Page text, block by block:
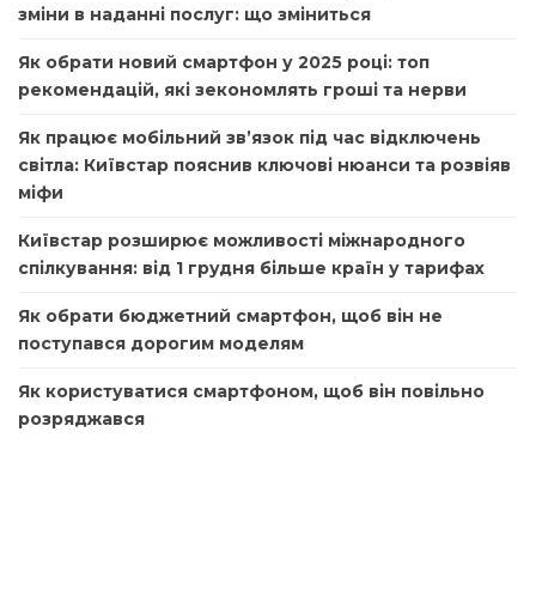
зміни в наданні послуг: що зміниться
Як обрати новий смартфон у 2025 році: топ
рекомендацій, які зекономлять гроші та нерви
Як працює мобільний зв’язок під час відключень
світла: Київстар пояснив ключові нюанси та розвіяв
міфи
Київстар розширює можливості міжнародного
спілкування: від 1 грудня більше країн у тарифах
Як обрати бюджетний смартфон, щоб він не
поступався дорогим моделям
Як користуватися смартфоном, щоб він повільно
розряджався